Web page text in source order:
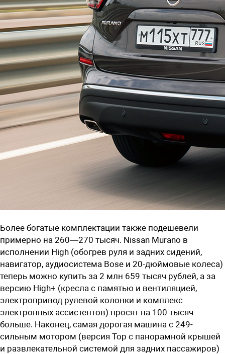
Более богатые комплектации также подешевели
примерно на 260—270 тысяч. Nissan Murano в
исполнении High (обогрев руля и задних сидений,
навигатор, аудиосистема Bose и 20-дюймовые колеса)
теперь можно купить за 2 млн 659 тысяч рублей, а за
версию High+ (кресла с памятью и вентиляцией,
электропривод рулевой колонки и комплекс
электронных ассистентов) просят на 100 тысяч
больше. Наконец, самая дорогая машина с 249-
сильным мотором (версия Top с панорамной крышей
и развлекательной системой для задних пассажиров)